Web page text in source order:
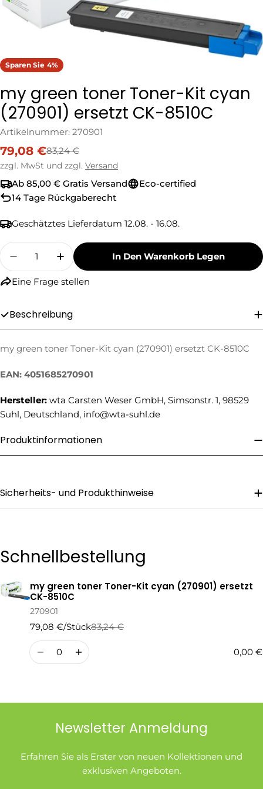
Sparen Sie 4%
my green toner Toner-Kit cyan
(270901) ersetzt CK-8510C
Artikelnummer: 270901
Verkaufspreis
79,08 €
Regulärer
Preis
83,24 €
zzgl. MwSt und zzgl. Versand
Ab 85,00 € Gratis Versand
Eco-certified
14 Tage Rückgaberecht
Geschätztes Lieferdatum 12.08. - 16.08.
Menge
Menge Für My Green Toner Toner-Kit Cyan
Menge Für My Green Toner Toner-
In Den Warenkorb Legen
Eine Frage stellen
Name
Ihre
Mail
Nachricht
Frage Senden
Beschreibung
my green toner Toner-Kit cyan (270901) ersetzt CK-8510C
EAN: 4051685270901
Hersteller: wta Carsten Weser GmbH, Simsonstr. 1, 98529
Suhl, Deutschland, info@wta-suhl.de
Produktinformationen
Sicherheits- und Produkthinweise
Schnellbestellung
Ihr
Warenkorb
my green toner Toner-Kit cyan (270901) ersetzt
CK-8510C
270901
79,08 €/Stück
Regulärer
Preis
83,24 €
Verkaufspreis
Menge
0,00 €
Newsletter Anmeldung
Erfahren Sie als Erster von neuen Kollektionen und
exklusiven Angeboten.